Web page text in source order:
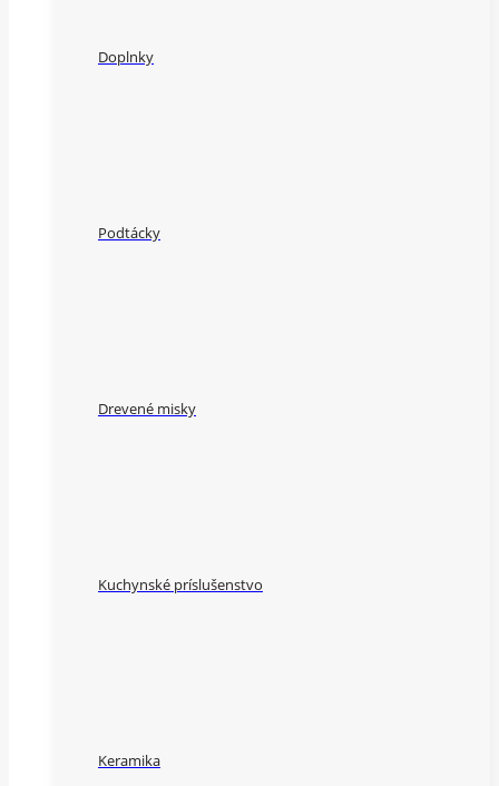
Doplnky
Podtácky
Drevené misky
Kuchynské príslušenstvo
Keramika